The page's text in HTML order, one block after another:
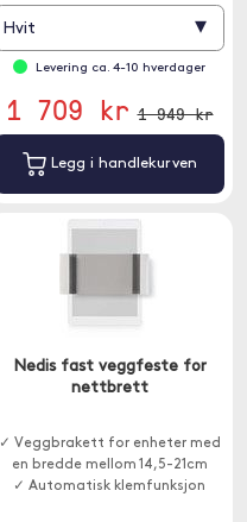
Hvit ▾
Levering ca. 4-10 hverdager
1 709 kr 1 949 kr
Legg i handlekurven
Nedis fast veggfeste for
nettbrett
✓ Veggbrakett for enheter med
en bredde mellom 14,5-21cm
✓ Automatisk klemfunksjon